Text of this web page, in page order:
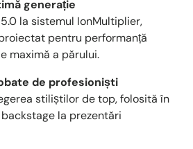
generație
la sistemul IonMultiplier,
pentru performanță
maximă a părului.
de profesioniști
stiliștilor de top, folosită în
la prezentări